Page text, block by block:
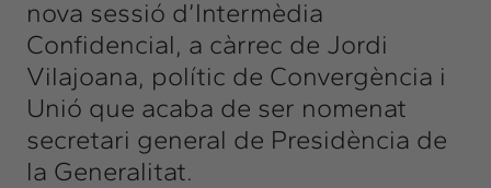
nova sessió d’Intermèdia
Confidencial, a càrrec de Jordi
Vilajoana, polític de Convergència i
Unió que acaba de ser nomenat
secretari general de Presidència de
la Generalitat.